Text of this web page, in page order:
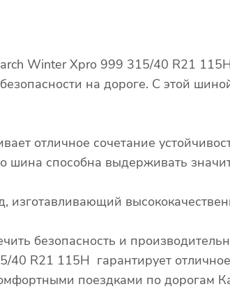
Winter Xpro 999 315/40 R21
на дороге. С этой
отличное сочетание
шина способна выдерживать
изготавливающий
безопасность и
R21 115H гарантирует
поездками по дорогам